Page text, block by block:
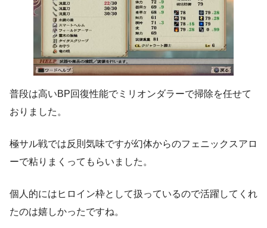
普段は高いBP回復性能でミリオンダラーで掃除を任せて
おりました。
極サル戦では反則気味ですが幻体からのフェニックスアロ
ーで粘りまくってもらいました。
個人的にはヒロイン枠として扱っているので活躍してくれ
たのは嬉しかったですね。